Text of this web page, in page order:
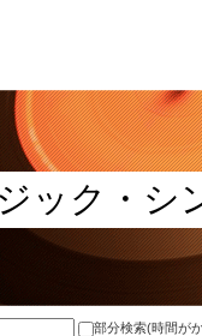
部分検索(時間が